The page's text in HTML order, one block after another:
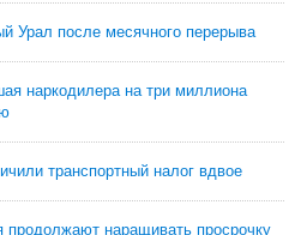
после месячного перерыва
наркодилера на три миллиона
транспортный налог вдвое
продолжают наращивать просрочку